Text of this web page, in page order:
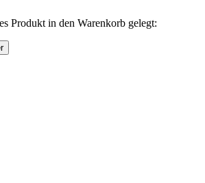
Produkt in den Warenkorb gelegt: